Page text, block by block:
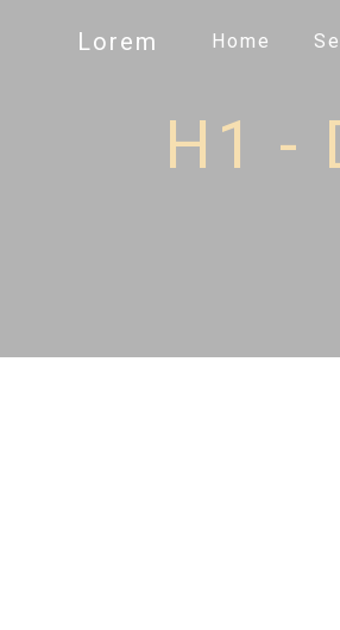
Lorem Home
H1 -